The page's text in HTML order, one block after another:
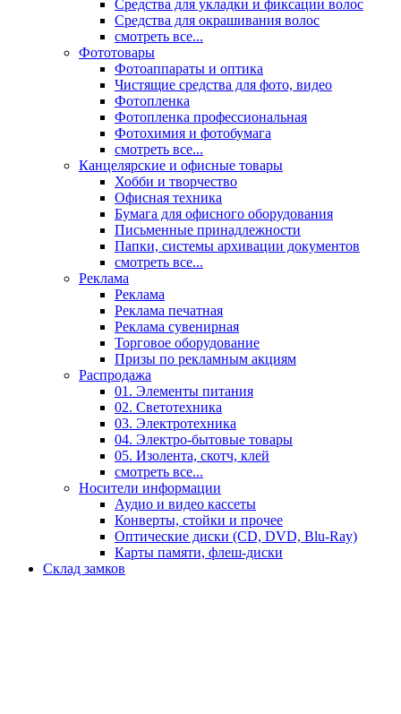
Средства для укладки и фиксации волос
Средства для окрашивания волос
смотреть все...
Фототовары
Фотоаппараты и оптика
Чистящие средства для фото, видео
Фотопленка
Фотопленка профессиональная
Фотохимия и фотобумага
смотреть все...
Канцелярские и офисные товары
Хобби и творчество
Офисная техника
Бумага для офисного оборудования
Письменные принадлежности
Папки, системы архивации документов
смотреть все...
Реклама
Реклама
Реклама печатная
Реклама сувенирная
Торговое оборудование
Призы по рекламным акциям
Распродажа
01. Элементы питания
02. Светотехника
03. Электротехника
04. Электро-бытовые товары
05. Изолента, скотч, клей
смотреть все...
Носители информации
Аудио и видео кассеты
Конверты, стойки и прочее
Оптические диски (CD, DVD, Blu-Ray)
Карты памяти, флеш-диски
Склад замков